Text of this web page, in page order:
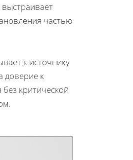
частью
к источнику
доверие к
критической